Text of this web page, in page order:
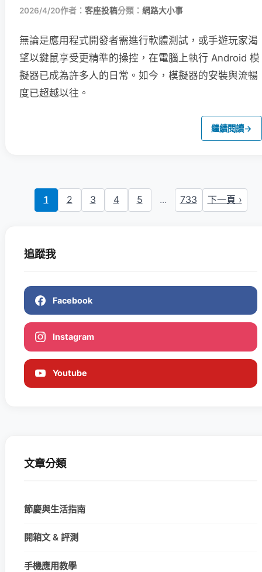
2026/4/20作者： 客座投稿分類： 網路大小事
無論是應用程式開發者需進行軟體測試，或手遊玩家渴
望以鍵鼠享受更精準的操控，在電腦上執行 Android 模
擬器已成為許多人的日常。如今，模擬器的安裝與流暢
度已超越以往。
繼續閱讀→
1 2 3 4 5 ... 733 下一頁 ›
追蹤我
Facebook
Instagram
Youtube
文章分類
節慶與生活指南
開箱文 & 評測
手機應用教學